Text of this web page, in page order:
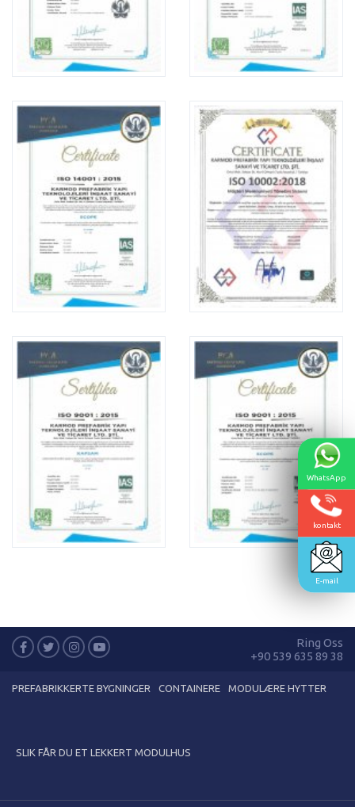
Ring Oss
+90 539 635 89 38
PREFABRIKKERTE BYGNINGER CONTAINERE MODULÆRE HYTTER
SLIK FÅR DU ET LEKKERT MODULHUS
WhatsApp
kontakt
E-mail